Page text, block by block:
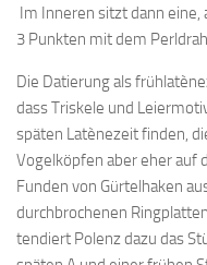
Im Inneren sitzt dann eine,
3 Punkten mit dem
Die Datierung als
dass Triskele und
späten Latènezeit finden,
Vogelköpfen aber eher auf
Funden von Gürtelhaken
durchbrochenen
tendiert Polenz dazu das